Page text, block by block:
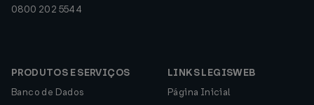
0800 202 5544
PRODUTOS E SERVIÇOS
Banco de Dados
LINKS LEGISWEB
Página Inicial